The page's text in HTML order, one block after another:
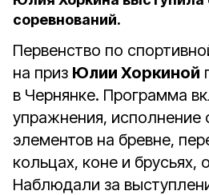
соревнований.
Первенство по
на приз Юлии Хоркиной
в Чернянке. Программа
упражнения, исполнение
элементов на бревне,
кольцах, коне и
Наблюдали за